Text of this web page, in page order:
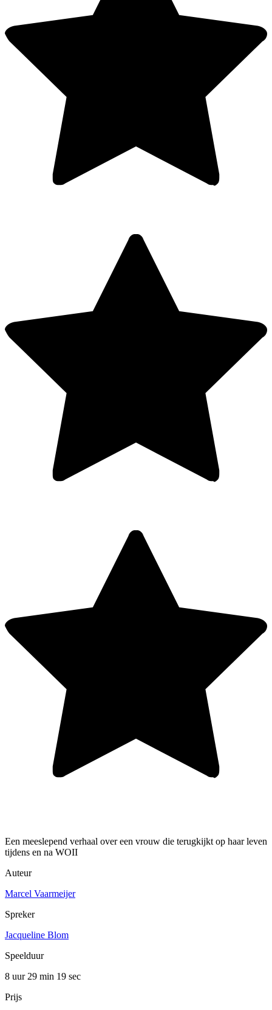
Een meeslepend verhaal over een vrouw die terugkijkt op haar leven
tijdens en na WOII
Auteur
Marcel Vaarmeijer
Spreker
Jacqueline Blom
Speelduur
8 uur 29 min 19 sec
Prijs